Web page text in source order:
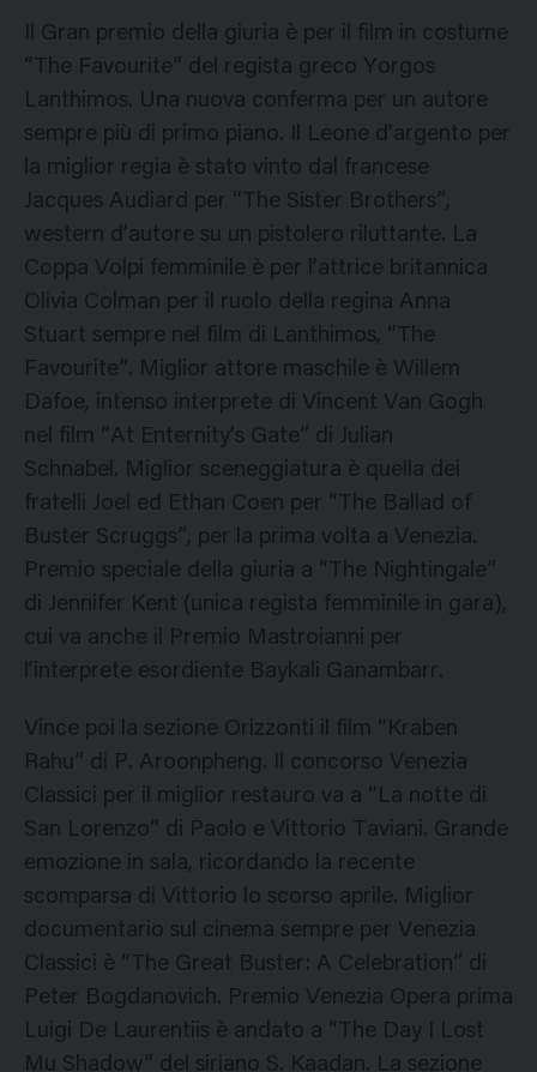
Il Gran premio della giuria è per il film in costume
“The Favourite” del regista greco Yorgos
Lanthimos. Una nuova conferma per un autore
sempre più di primo piano. Il Leone d’argento per
la miglior regia è stato vinto dal francese
Jacques Audiard per “The Sister Brothers”,
western d’autore su un pistolero riluttante. La
Coppa Volpi femminile è per l’attrice britannica
Olivia Colman per il ruolo della regina Anna
Stuart sempre nel film di Lanthimos, “The
Favourite”. Miglior attore maschile è Willem
Dafoe, intenso interprete di Vincent Van Gogh
nel film “At Enternity’s Gate” di Julian
Schnabel. Miglior sceneggiatura è quella dei
fratelli Joel ed Ethan Coen per “The Ballad of
Buster Scruggs”, per la prima volta a Venezia.
Premio speciale della giuria a “The Nightingale”
di Jennifer Kent (unica regista femminile in gara),
cui va anche il Premio Mastroianni per
l’interprete esordiente Baykali Ganambarr.
Vince poi la sezione Orizzonti il film “Kraben
Rahu” di P. Aroonpheng. Il concorso Venezia
Classici per il miglior restauro va a “La notte di
San Lorenzo” di Paolo e Vittorio Taviani. Grande
emozione in sala, ricordando la recente
scomparsa di Vittorio lo scorso aprile. Miglior
documentario sul cinema sempre per Venezia
Classici è “The Great Buster: A Celebration” di
Peter Bogdanovich. Premio Venezia Opera prima
Luigi De Laurentiis è andato a “The Day I Lost
Mu Shadow” del siriano S. Kaadan. La sezione